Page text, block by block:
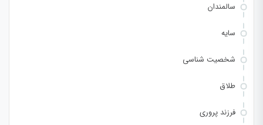
سالمندان
سایه
شخصیت شناسی
طلاق
فرزند پروری